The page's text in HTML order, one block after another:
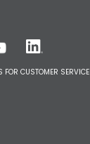
CUSTOMER SERVICE